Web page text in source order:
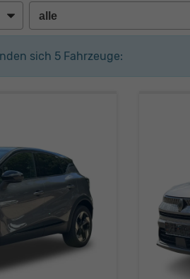
sich 5Fahrzeuge: